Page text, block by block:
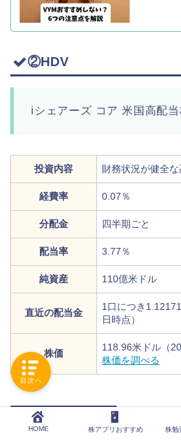
②HDV
iシェアーズ コア 米国高配
投資内容 財務状況が健全
経費率 0.07％
分配金 四半期ごと
配当率 3.77％
純資産 110億米ドル
直近の配当金
1口につき
日時点）
株価
118.96米ドル（
株価を調べる
HDV5年チャート
HOME 株アプリおすすめ 株勉
目次へ